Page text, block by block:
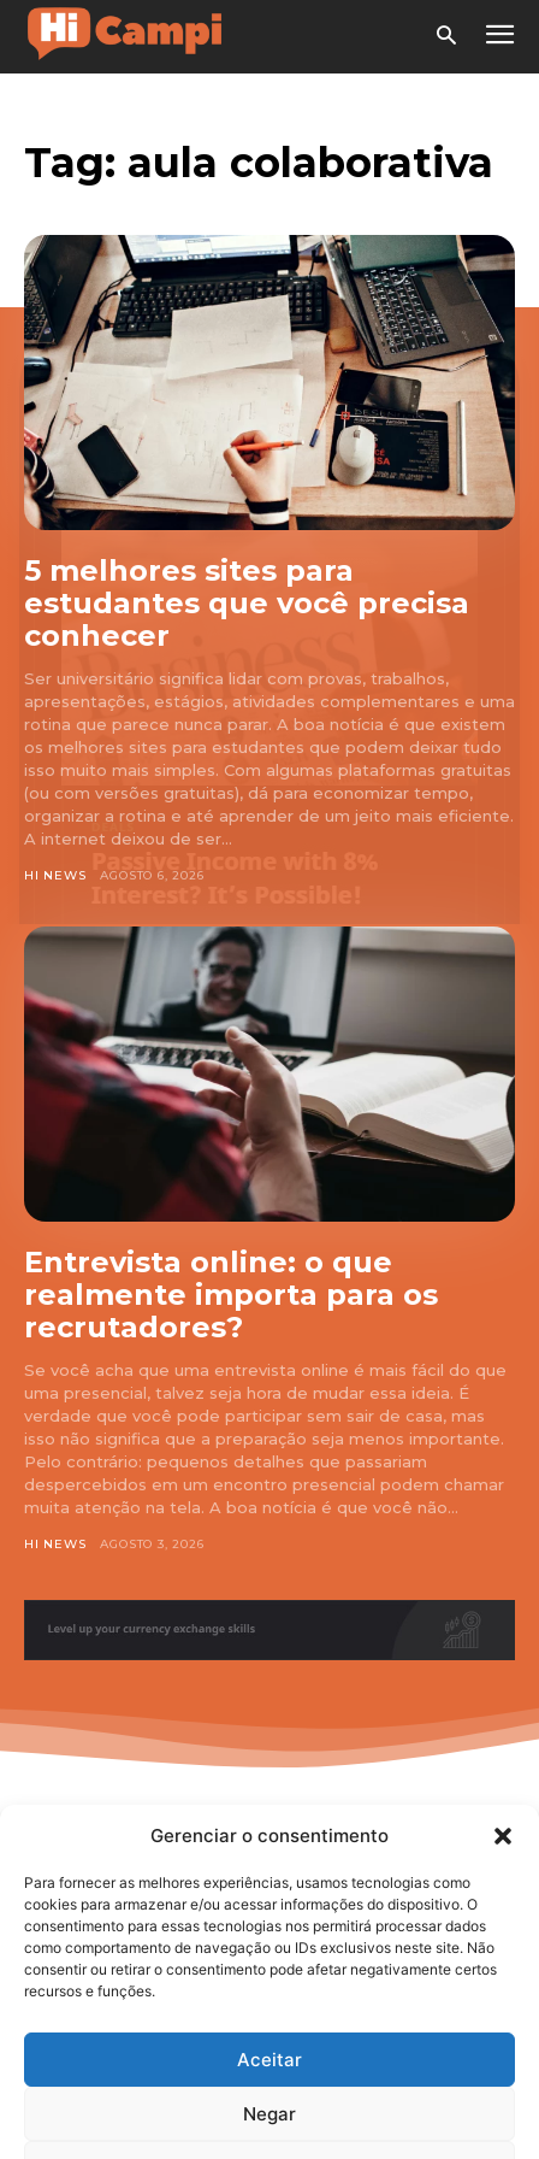
Gerenciar o consentimento
Para fornecer as melhores experiências, usamos tecnologias como
cookies para armazenar e/ou acessar informações do dispositivo. O
consentimento para essas tecnologias nos permitirá processar dados
como comportamento de navegação ou IDs exclusivos neste site. Não
consentir ou retirar o consentimento pode afetar negativamente certos
recursos e funções.
Aceitar
Negar
Tag: aula colaborativa
5 melhores sites para
estudantes que você precisa
conhecer
Ser universitário significa lidar com provas, trabalhos,
apresentações, estágios, atividades complementares e uma
rotina que parece nunca parar. A boa notícia é que existem
os melhores sites para estudantes que podem deixar tudo
isso muito mais simples. Com algumas plataformas gratuitas
(ou com versões gratuitas), dá para economizar tempo,
organizar a rotina e até aprender de um jeito mais eficiente.
A internet deixou de ser...
HI NEWS AGOSTO 6, 2026
Entrevista online: o que
realmente importa para os
recrutadores?
Se você acha que uma entrevista online é mais fácil do que
uma presencial, talvez seja hora de mudar essa ideia. É
verdade que você pode participar sem sair de casa, mas
isso não significa que a preparação seja menos importante.
Pelo contrário: pequenos detalhes que passariam
despercebidos em um encontro presencial podem chamar
muita atenção na tela. A boa notícia é que você não...
HI NEWS AGOSTO 3, 2026
No posts to display